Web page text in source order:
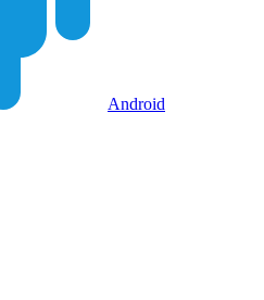
Android